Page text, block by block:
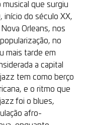
que surgiu
do século XX,
Orleans, nos
no
mais tarde em
a capital
tem como berço
e o ritmo que
foi o blues,
afro-